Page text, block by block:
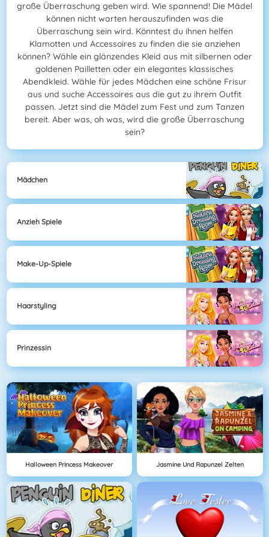
große Überraschung geben wird. Wie spannend! Die Mädel
können nicht warten herauszufinden was die
Überraschung sein wird. Könntest du ihnen helfen
Klamotten und Accessoires zu finden die sie anziehen
können? Wähle ein glänzendes Kleid aus mit silbernen oder
goldenen Pailletten oder ein elegantes klassisches
Abendkleid. Wähle für jedes Mädchen eine schöne Frisur
aus und suche Accessoires aus die gut zu ihrem Outfit
passen. Jetzt sind die Mädel zum Fest und zum Tanzen
bereit. Aber was, oh was, wird die große Überraschung
sein?
Mädchen
Anzieh Spiele
Make-Up-Spiele
Haarstyling
Prinzessin
Halloween Princess Makeover Jasmine Und Rapunzel Zelten